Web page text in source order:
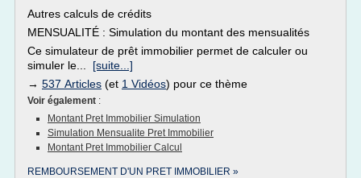
Autres calculs de crédits
MENSUALITÉ : Simulation du montant des mensualités
Ce simulateur de prêt immobilier permet de calculer ou
simuler le... [suite...]
→ 537 Articles (et 1 Vidéos) pour ce thème
Voir également :
Montant Pret Immobilier Simulation
Simulation Mensualite Pret Immobilier
Montant Pret Immobilier Calcul
REMBOURSEMENT D'UN PRET IMMOBILIER »